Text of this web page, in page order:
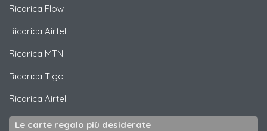
Ricarica Flow
Ricarica Airtel
Ricarica MTN
Ricarica Tigo
Ricarica Airtel
Le carte regalo più desiderate